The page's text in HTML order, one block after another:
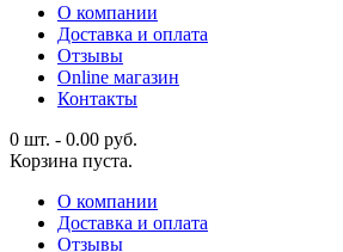
О компании
Доставка и оплата
Отзывы
Online магазин
Контакты
0 шт. - 0.00 руб.
Корзина пуста.
О компании
Доставка и оплата
Отзывы